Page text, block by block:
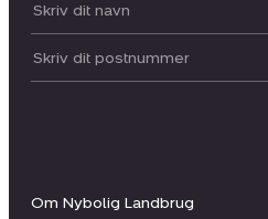
Om Nybolig Landbrug
Dit navn:
Postnummer